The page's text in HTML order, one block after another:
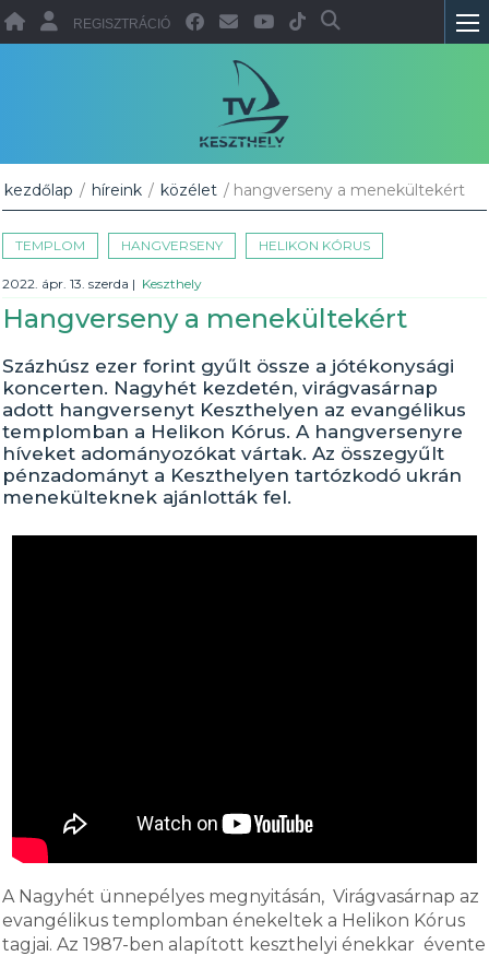
REGISZTRÁCIÓ
kezdőlap / híreink / közélet / hangverseny a menekültekért
TEMPLOM HANGVERSENY HELIKON KÓRUS
2022. ápr. 13. szerda | Keszthely
Hangverseny a menekültekért
Százhúsz ezer forint gyűlt össze a jótékonysági
koncerten. Nagyhét kezdetén, virágvasárnap
adott hangversenyt Keszthelyen az evangélikus
templomban a Helikon Kórus. A hangversenyre
híveket adományozókat vártak. Az összegyűlt
pénzadományt a Keszthelyen tartózkodó ukrán
menekülteknek ajánlották fel.
A Nagyhét ünnepélyes megnyitásán, Virágvasárnap az
evangélikus templomban énekeltek a Helikon Kórus
tagjai. Az 1987-ben alapított keszthelyi énekkar évente